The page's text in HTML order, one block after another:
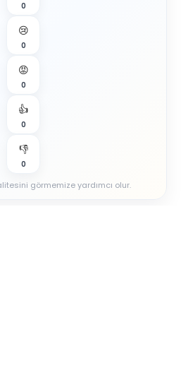
0
😢
0
😡
0
👍
0
👎
0
görmemize yardımcı olur.